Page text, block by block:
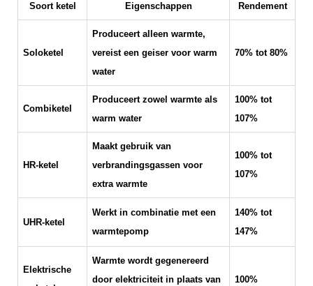
Soort ketel Eigenschappen Rendement
Soloketel
Produceert alleen warmte,
vereist een geiser voor warm
water
70% tot 80%
Combiketel
Produceert zowel warmte als
warm water
100% tot
107%
HR-ketel
Maakt gebruik van
verbrandingsgassen voor
extra warmte
100% tot
107%
UHR-ketel
Werkt in combinatie met een
warmtepomp
140% tot
147%
Elektrische
Warmte wordt gegenereerd
door elektriciteit in plaats van
100%